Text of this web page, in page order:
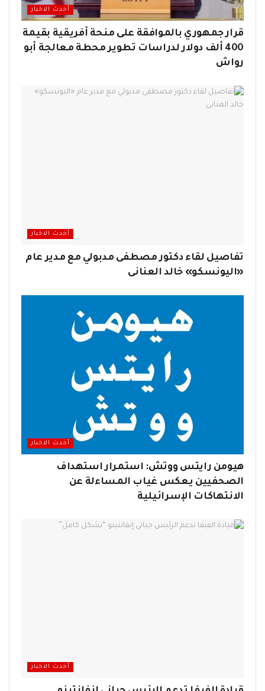
أحدث الاخبار
قرار جمهوري بالموافقة على منحة أفريقية بقيمة
400 ألف دولار لدراسات تطوير محطة معالجة أبو
رواش
أحدث الاخبار
تفاصيل لقاء دكتور مصطفى مدبولي مع مدير عام
«اليونسكو» خالد العنانى
أحدث الاخبار
هيومن رايتس ووتش: استمرار استهداف
الصحفيين يعكس غياب المساءلة عن
الانتهاكات الإسرائيلية
أحدث الاخبار